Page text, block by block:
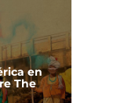
en
The